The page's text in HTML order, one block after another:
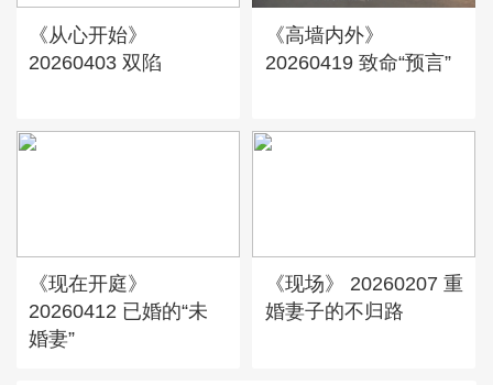
《从心开始》
20260403 双陷
《高墙内外》
20260419 致命“预言”
《现在开庭》
20260412 已婚的“未
婚妻”
《现场》 20260207 重
婚妻子的不归路